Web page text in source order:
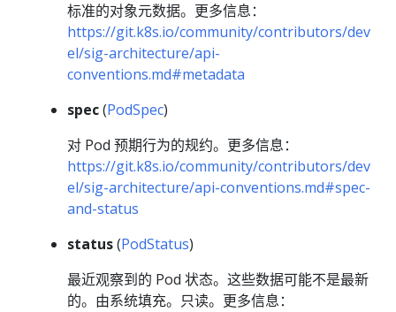
标准的对象元数据。更多信息：
https://git.k8s.io/community/contributors/dev
el/sig-architecture/api-
conventions.md#metadata
spec(PodSpec)
对 Pod 预期行为的规约。更多信息：
https://git.k8s.io/community/contributors/dev
el/sig-architecture/api-conventions.md#spec-
and-status
status(PodStatus)
最近观察到的 Pod 状态。这些数据可能不是最新
的。由系统填充。只读。更多信息：